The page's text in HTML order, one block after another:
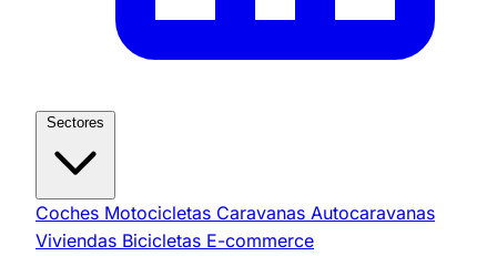
Coches Motocicletas Caravanas Autocaravanas
Viviendas Bicicletas E-commerce